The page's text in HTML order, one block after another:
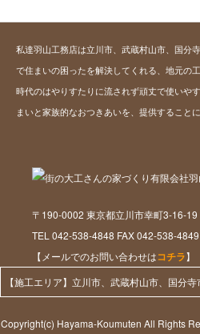
私達羽山工務店は立川市、武蔵村山市、国分
で住まいの困ったを解決してくれる、地元の
時代のはやりすたりに流されず頑丈で使いや
まいと家族的なおつきあいを、提供すること
〒190-0002 東京都立川市幸町3-16-19
TEL 042-538-4848 FAX 042-538-
【メールでのお問い合わせはコチラ】
【施工エリア】立川市、武蔵村山市、国分寺
Copyright(c) Hayama-Koumuten All Rights